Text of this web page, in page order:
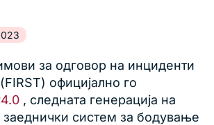
за одговор на инциденти
официјално го
, следната генерација на
заеднички систем за бодување